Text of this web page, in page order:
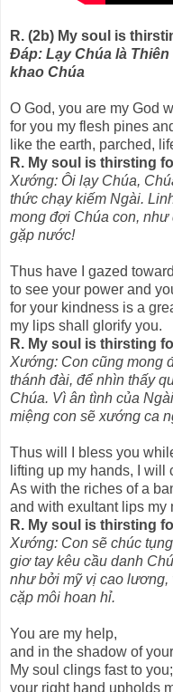
R. (2b) My soul is
Ðáp: Lạy Chúa là
khao Chúa
O God, you are my God
for you my flesh pines
like the earth, parched,
R. My soul is thirsting
Xướng: Ôi lạy Chúa,
thức chạy kiếm Ngài.
mong đợi Chúa con, như
gặp nước!
Thus have I gazed
to see your power and
for your kindness is a
my lips shall glorify you.
R. My soul is thirsting
Xướng: Con cũng mong
thánh đài, để nhìn thấy
Chúa. Vì ân tình của
miệng con sẽ xướng ca
Thus will I bless you
lifting up my hands, I will
As with the riches of a
and with exultant lips my
R. My soul is thirsting
Xướng: Con sẽ chúc
giơ tay kêu cầu danh
như bởi mỹ vị cao
cặp môi hoan hỉ.
You are my help,
and in the shadow of
My soul clings fast to you;
your right hand upholds